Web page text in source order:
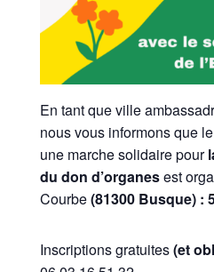
En tant que ville
nous vous informons que le
une marche solidaire pour
du don d’organesest
Courbe(81300 Busque) :
Inscriptions gratuites(et